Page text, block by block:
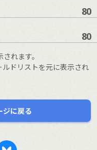
80
80
れます。
ドリストを元に表示され
ジに戻る